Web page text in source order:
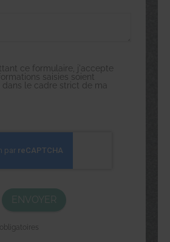
ce formulaire, j'accepte
saisies soient
dans le cadre strict de ma